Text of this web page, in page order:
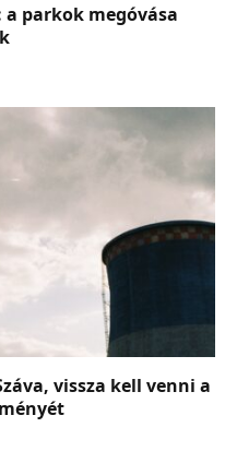
parkok megóvása
vissza kell venni a